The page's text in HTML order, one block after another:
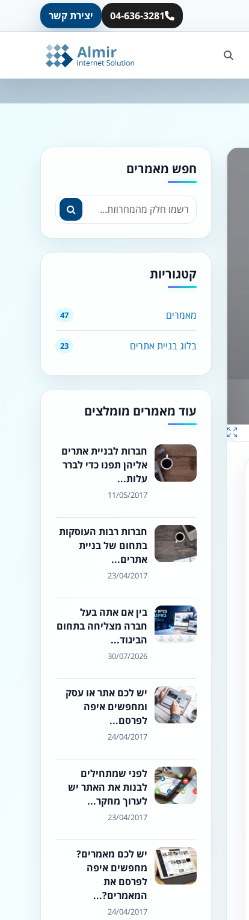
04-636-3281 יצירת קשר
חפש מאמרים
קטגוריות
מאמרים 47
בלוג בניית אתרים 23
עוד מאמרים מומלצים
חברות לבניית אתרים
אליהן תפנו כדי לברר
עלות...
11/05/2017
חברות רבות העוסקות
בתחום של בניית
אתרים...
23/04/2017
בין אם אתה בעל
חברה מצליחה בתחום
הביגוד...
30/07/2026
יש לכם אתר או עסק
ומחפשים איפה
לפרסם...
24/04/2017
לפני שמתחילים
לבנות את האתר יש
לערוך מחקר...
23/04/2017
יש לכם מאמרים?
מחפשים איפה
לפרסם את
המאמרים?...
24/04/2017